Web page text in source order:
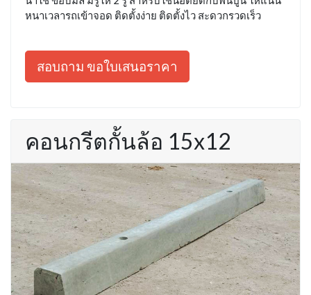
หนาเวลารถเข้าจอด ติดตั้งง่าย ติดตั้งไว สะดวกรวดเร็ว
สอบถาม ขอใบเสนอราคา
คอนกรีตกั้นล้อ 15x12